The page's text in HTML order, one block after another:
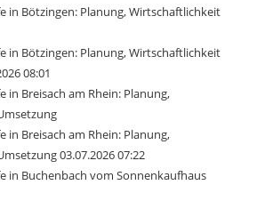
in Bötzingen: Planung, Wirtschaftlichkeit
in Bötzingen: Planung, Wirtschaftlichkeit
08:01
in Breisach am Rhein: Planung,
in Breisach am Rhein: Planung,
03.07.2026 07:22
in Buchenbach vom Sonnenkaufhaus